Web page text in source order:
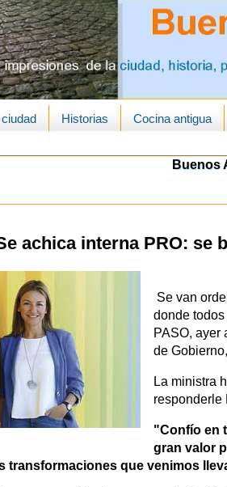
Historias Cocina antigua
Buenos
achica interna PRO: se
Se van
donde
PASO, ayer
de
La ministra
responderle
"Confío en
gran valor
transformaciones que venimos